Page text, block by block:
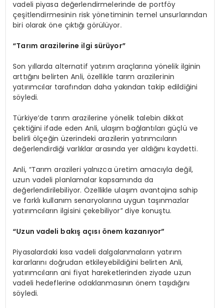
vadeli piyasa değerlendirmelerinde de portföy
çeşitlendirmesinin risk yönetiminin temel unsurlarından
biri olarak öne çıktığı görülüyor.
“Tarım arazilerine ilgi sürüyor”
Son yıllarda alternatif yatırım araçlarına yönelik ilginin
arttığını belirten Anli, özellikle tarım arazilerinin
yatırımcılar tarafından daha yakından takip edildiğini
söyledi.
Türkiye’de tarım arazilerine yönelik talebin dikkat
çektiğini ifade eden Anli, ulaşım bağlantıları güçlü ve
belirli ölçeğin üzerindeki arazilerin yatırımcıların
değerlendirdiği varlıklar arasında yer aldığını kaydetti.
Anli, “Tarım arazileri yalnızca üretim amacıyla değil,
uzun vadeli planlamalar kapsamında da
değerlendirilebiliyor. Özellikle ulaşım avantajına sahip
ve farklı kullanım senaryolarına uygun taşınmazlar
yatırımcıların ilgisini çekebiliyor” diye konuştu.
“Uzun vadeli bakış açısı önem kazanıyor”
Piyasalardaki kısa vadeli dalgalanmaların yatırım
kararlarını doğrudan etkileyebildiğini belirten Anli,
yatırımcıların ani fiyat hareketlerinden ziyade uzun
vadeli hedeflerine odaklanmasının önem taşıdığını
söyledi.